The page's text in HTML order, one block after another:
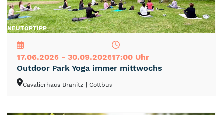
NEUTOPTIPP
17.06.2026 - 30.09.202617:00 Uhr
Outdoor Park Yoga immer mittwochs
Cavalierhaus Branitz | Cottbus